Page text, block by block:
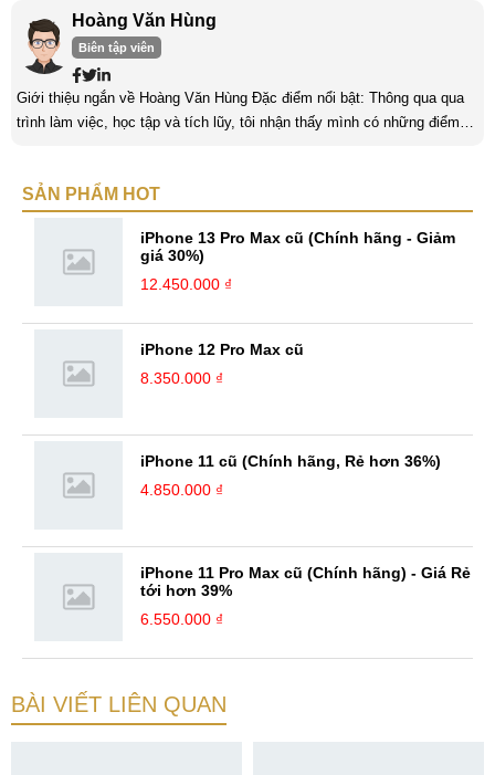
Hoàng Văn Hùng
Biên tập viên
Giới thiệu ngắn về Hoàng Văn Hùng Đặc điểm nổi bật: Thông qua qua
trình làm việc, học tập và tích lũy, tôi nhận thấy mình có những điểm
năng làm việc độc lập, làm việc nhóm tốt. Yêu thích chạy bộ, nghe
SẢN PHẨM HOT
iPhone 13 Pro Max cũ (Chính hãng - Giảm
giá 30%)
12.450.000 ₫
iPhone 12 Pro Max cũ
8.350.000 ₫
iPhone 11 cũ (Chính hãng, Rẻ hơn 36%)
4.850.000 ₫
iPhone 11 Pro Max cũ (Chính hãng) - Giá Rẻ
tới hơn 39%
6.550.000 ₫
BÀI VIẾT LIÊN QUAN